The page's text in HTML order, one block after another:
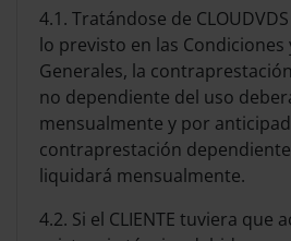
4.1. Tratándose de
lo previsto en las Condiciones
Generales, la contraprestación
no dependiente del uso
mensualmente y por
contraprestación
liquidará mensualmente.
4.2. Si el CLIENTE tuviera que